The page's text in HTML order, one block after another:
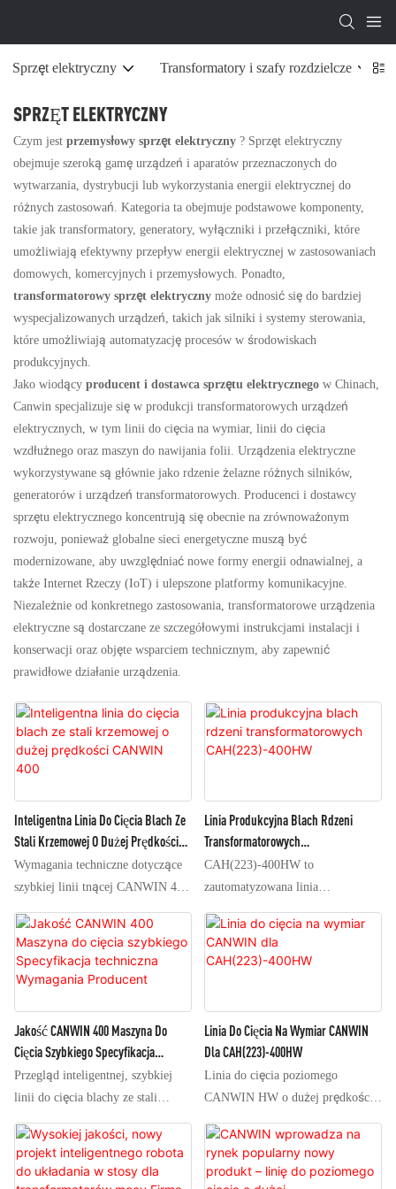
Sprzęt elektryczny Transformatory i szafy rozdzielcze
SPRZĘT ELEKTRYCZNY
Czym jest przemysłowy sprzęt elektryczny ? Sprzęt elektryczny
obejmuje szeroką gamę urządzeń i aparatów przeznaczonych do
wytwarzania, dystrybucji lub wykorzystania energii elektrycznej do
różnych zastosowań. Kategoria ta obejmuje podstawowe komponenty,
takie jak transformatory, generatory, wyłączniki i przełączniki, które
umożliwiają efektywny przepływ energii elektrycznej w zastosowaniach
domowych, komercyjnych i przemysłowych. Ponadto,
transformatorowy sprzęt elektryczny może odnosić się do bardziej
wyspecjalizowanych urządzeń, takich jak silniki i systemy sterowania,
które umożliwiają automatyzację procesów w środowiskach
produkcyjnych.
Jako wiodący producent i dostawca sprzętu elektrycznego w Chinach,
Canwin specjalizuje się w produkcji transformatorowych urządzeń
elektrycznych, w tym linii do cięcia na wymiar, linii do cięcia
wzdłużnego oraz maszyn do nawijania folii. Urządzenia elektryczne
wykorzystywane są głównie jako rdzenie żelazne różnych silników,
generatorów i urządzeń transformatorowych. Producenci i dostawcy
sprzętu elektrycznego koncentrują się obecnie na zrównoważonym
rozwoju, ponieważ globalne sieci energetyczne muszą być
modernizowane, aby uwzględniać nowe formy energii odnawialnej, a
także Internet Rzeczy (IoT) i ulepszone platformy komunikacyjne.
Niezależnie od konkretnego zastosowania, transformatorowe urządzenia
elektryczne są dostarczane ze szczegółowymi instrukcjami instalacji i
konserwacji oraz objęte wsparciem technicznym, aby zapewnić
prawidłowe działanie urządzenia.
Inteligentna Linia Do Cięcia Blach Ze
Stali Krzemowej O Dużej Prędkości
CANWIN 400
Wymagania techniczne dotyczące
szybkiej linii tnącej CANWIN 400
(1) Sprzęt przyjmuje centralny
system pozycjonowania i jest
wyposażony w dwa nożyce i pięć
stempli: (2) Jedna maszyna tnąca
cięcia w kształcie litery V
wykorzystują układy sterowania
silnikami serwo do poruszania się
do przodu i do tyłu oraz w lewo i
prawo; (4) Trzy maszyny do
dziurkowania wykorzystują układy
sterowania silnikami liniowymi do
Linia Produkcyjna Blach Rdzeni
Transformatorowych
CAH(223)-400HW
CAH(223)-400HW to
zautomatyzowana linia
produkcyjna zaprojektowana
specjalnie do obróbki blach rdzeni
transformatorowych na dużą skalę.
połączeń w pełni i częściowo
ukośnych, aby sprostać
wymaganiom produkcyjnym
transformatorów wysokiej klasy.
Jakość CANWIN 400 Maszyna Do
Cięcia Szybkiego Specyfikacja
Techniczna Wymagania Producent
Przegląd inteligentnej, szybkiej
linii do cięcia blachy ze stali
krzemowej (1) Urządzenie
wykorzystuje centralny system
pozycjonowania i jest wyposażone
w dwa nożyce i pięć stempli: (2)
Linia Do Cięcia Na Wymiar CANWIN
Dla CAH(223)-400HW
Linia do cięcia poziomego
CANWIN HW o dużej prędkości
(model 400 z dwoma nożycami i
pięcioma stemplami)